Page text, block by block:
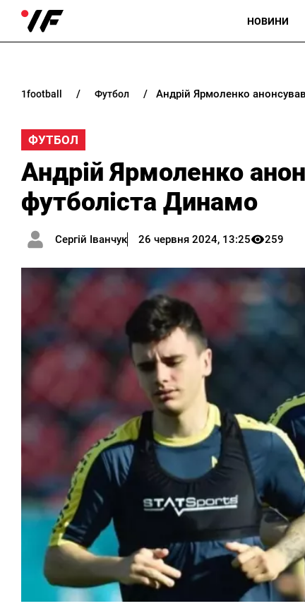
НОВИНИ
1football футбол Андрій Ярмоленко
ФУТБОЛ
Андрій Ярмоленко
футболіста Динамо
Сергій Іванчук 26 червня 2024, 13:25 259